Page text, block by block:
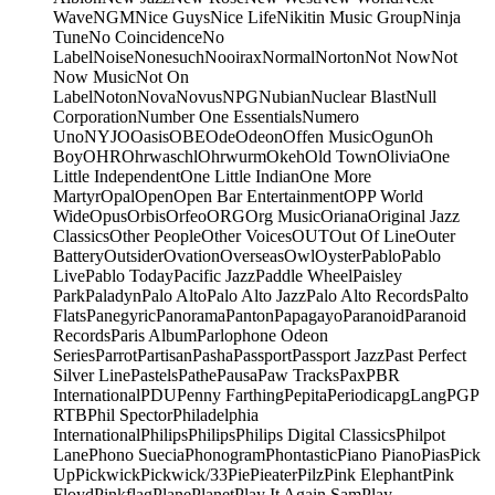
WaveNGMNice GuysNice LifeNikitin Music GroupNinja
TuneNo CoincidenceNo
LabelNoiseNonesuchNooiraxNormalNortonNot NowNot
Now MusicNot On
LabelNotonNovaNovusNPGNubianNuclear BlastNull
CorporationNumber One EssentialsNumero
UnoNYJOOasisOBEOdeOdeonOffen MusicOgunOh
BoyOHROhrwaschlOhrwurmOkehOld TownOliviaOne
Little IndependentOne Little IndianOne More
MartyrOpalOpenOpen Bar EntertainmentOPP World
WideOpusOrbisOrfeoORGOrg MusicOrianaOriginal Jazz
ClassicsOther PeopleOther VoicesOUTOut Of LineOuter
BatteryOutsiderOvationOverseasOwlOysterPabloPablo
LivePablo TodayPacific JazzPaddle WheelPaisley
ParkPaladynPalo AltoPalo Alto JazzPalo Alto RecordsPalto
FlatsPanegyricPanoramaPantonPapagayoParanoidParanoid
RecordsParis AlbumParlophone Odeon
SeriesParrotPartisanPashaPassportPassport JazzPast Perfect
Silver LinePastelsPathePausaPaw TracksPaxPBR
InternationalPDUPenny FarthingPepitaPeriodicapgLangPGP
RTBPhil SpectorPhiladelphia
InternationalPhilipsPhilipsPhilips Digital ClassicsPhilpot
LanePhono SueciaPhonogramPhontasticPiano PianoPiasPick
UpPickwickPickwick/33PiePieaterPilzPink ElephantPink